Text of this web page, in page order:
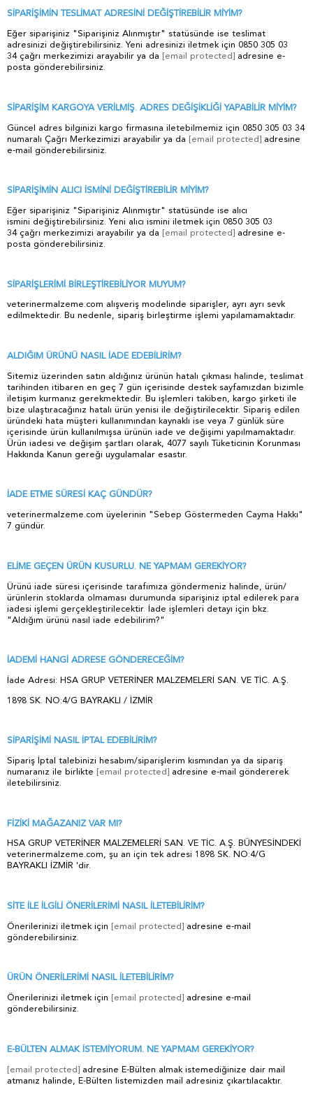
SİPARİŞİMİN TESLİMAT ADRESİNİ DEĞİŞTİREBİLİR MİYİM?
Eğer siparişiniz "Siparişiniz Alınmıştır" statüsünde ise teslimat
adresinizi değiştirebilirsiniz. Yeni adresinizi iletmek için 0850 305 03
34 çağrı merkezimizi arayabilir ya da
[email protected]
adresine e-
posta gönderebilirsiniz.
SİPARİŞİM KARGOYA VERİLMİŞ. ADRES DEĞİŞİKLİĞİ YAPABİLİR MİYİM?
Güncel adres bilginizi kargo firmasına iletebilmemiz için 0850 305 03 34
numaralı Çağrı Merkezimizi arayabilir ya da [email protected] adresine
e-mail gönderebilirsiniz.
SİPARİŞİMİN ALICI İSMİNİ DEĞİŞTİREBİLİR MİYİM?
Eğer siparişiniz "Siparişiniz Alınmıştır" statüsünde ise alıcı
ismini değiştirebilirsiniz. Yeni alıcı ismini iletmek için 0850 305 03
34 çağrı merkezimizi arayabilir ya da [email protected] adresine e-
posta gönderebilirsiniz.
SİPARİŞLERİMİ BİRLEŞTİREBİLİYOR MUYUM?
veterinermalzeme.com alışveriş modelinde siparişler, ayrı ayrı sevk
edilmektedir. Bu nedenle, sipariş birleştirme işlemi yapılamamaktadır.
ALDIĞIM ÜRÜNÜ NASIL İADE EDEBİLİRİM?
Sitemiz üzerinden satın aldığınız ürünün hatalı çıkması halinde, teslimat
tarihinden itibaren en geç 7 gün içerisinde destek sayfamızdan bizimle
iletişim kurmanız gerekmektedir. Bu işlemleri takiben, kargo şirketi ile
bize ulaştıracağınız hatalı ürün yenisi ile değiştirilecektir. Sipariş edilen
üründeki hata müşteri kullanımından kaynaklı ise veya 7 günlük süre
içerisinde ürün kullanılmışsa ürünün iade ve değişimi yapılmamaktadır.
Ürün iadesi ve değişim şartları olarak, 4077 sayılı Tüketicinin Korunması
Hakkında Kanun gereği uygulamalar esastır.
İADE ETME SÜRESİ KAÇ GÜNDÜR?
veterinermalzeme.com üyelerinin "Sebep Göstermeden Cayma Hakkı"
7 gündür.
ELİME GEÇEN ÜRÜN KUSURLU. NE YAPMAM GEREKİYOR?
Ürünü iade süresi içerisinde tarafımıza göndermeniz halinde, ürün/
ürünlerin stoklarda olmaması durumunda siparişiniz iptal edilerek para
iadesi işlemi gerçekleştirilecektir.
İade işlemleri detayı için bkz.
"Aldığım ürünü nasıl iade edebilirim?"
İADEMİ HANGİ ADRESE GÖNDERECEĞİM?
İade Adresi: HSA GRUP VETERİNER MALZEMELERİ SAN. VE TİC. A.Ş.
1898 SK. NO:4/G BAYRAKLI / İZMİR
SİPARİŞİMİ NASIL İPTAL EDEBİLİRİM?
Sipariş İptal talebinizi hesabım/siparişlerim kısmından ya da sipariş
numaranız ile birlikte
[email protected]
adresine e-mail göndererek
iletebilirsiniz.
FİZİKİ MAĞAZANIZ VAR MI?
HSA GRUP VETERİNER MALZEMELERİ SAN. VE TİC. A.Ş. BÜNYESİNDEKİ
veterinermalzeme.com, şu an için tek adresi 1898 SK. NO:4/G
BAYRAKLI İZMİR 'dir.
SİTE İLE İLGİLİ ÖNERİLERİMİ NASIL İLETEBİLİRİM?
Önerilerinizi iletmek için [email protected] adresine e-mail
gönderebilirsiniz.
ÜRÜN ÖNERİLERİMİ NASIL İLETEBİLİRİM?
Önerilerinizi iletmek için [email protected]
adresine e-mail
gönderebilirsiniz.
E-BÜLTEN ALMAK İSTEMİYORUM. NE YAPMAM GEREKİYOR?
[email protected] adresine E-Bülten almak istemediğinize dair mail
atmanız halinde, E-Bülten listemizden mail adresiniz çıkartılacaktır.